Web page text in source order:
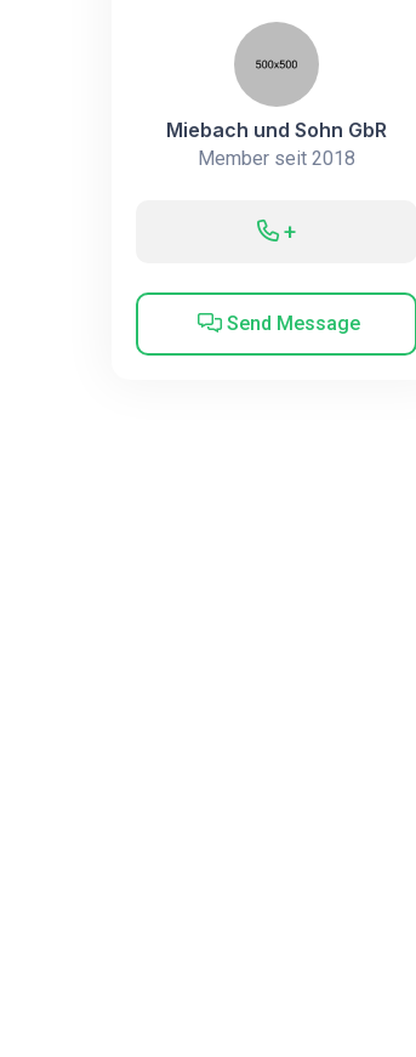
Miebach und Sohn GbR
Member seit 2018
+
Send Message